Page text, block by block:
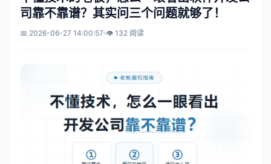
司靠不靠谱？其实问三个问题就够了！
📅 2026-06-27 14:00:57 👁️ 132 阅读